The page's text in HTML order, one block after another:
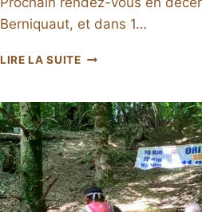
Berniquaut, et dans 1…
LIRE LA SUITEDESPERADOTRAIL